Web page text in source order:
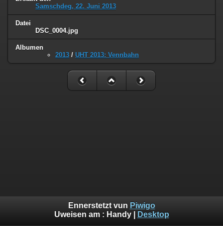
Samschdeg, 22. Juni 2013
Datei
DSC_0004.jpg
Albumen
2013 / UHT 2013: Vennbahn
Ennerstetzt vun Piwigo
Uweisen am : Handy| Desktop